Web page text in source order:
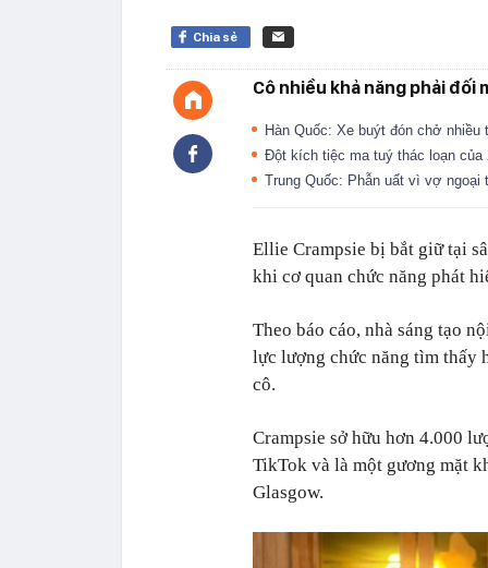
Chia sẻ
Cô nhiều khả năng phải đối
Hàn Quốc: Xe buýt đón chở
Đột kích tiệc ma tuý thác loạn
Trung Quốc: Phẫn uất vì vợ
Ellie Crampsie bị bắt giữ tại
khi cơ quan chức năng phát
Theo báo cáo, nhà sáng tạo
lực lượng chức năng tìm thấy
cô.
Crampsie sở hữu hơn 4.000
TikTok và là một gương mặt
Glasgow.